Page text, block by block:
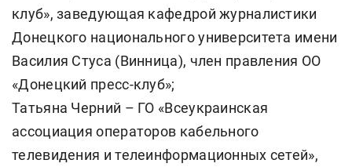
клуб», заведующая кафедрой журналистики
Донецкого национального университета имени
Василия Стуса (Винница), член правления ОО
«Донецкий пресс-клуб»;
Татьяна Черний – ГО «Всеукраинская
ассоциация операторов кабельного
телевидения и телеинформационных сетей»,